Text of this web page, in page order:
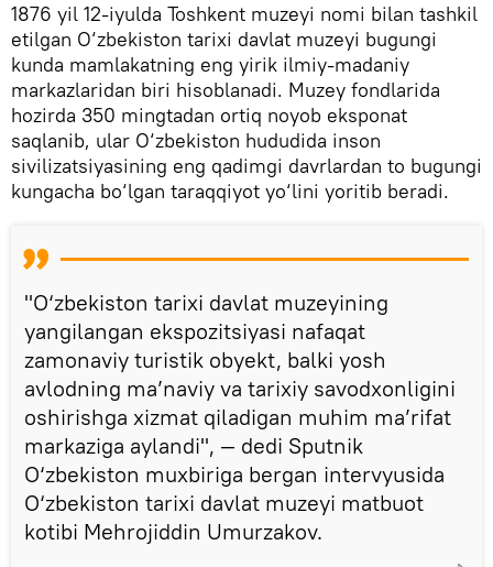
1876 yil 12-iyulda Toshkent muzeyi nomi bilan tashkil
etilgan O‘zbekiston tarixi davlat muzeyi bugungi
kunda mamlakatning eng yirik ilmiy-madaniy
markazlaridan biri hisoblanadi. Muzey fondlarida
hozirda 350 mingtadan ortiq noyob eksponat
saqlanib, ular O‘zbekiston hududida inson
sivilizatsiyasining eng qadimgi davrlardan to bugungi
kungacha bo‘lgan taraqqiyot yo‘lini yoritib beradi.
"O‘zbekiston tarixi davlat muzeyining
yangilangan ekspozitsiyasi nafaqat
zamonaviy turistik obyekt, balki yosh
avlodning ma’naviy va tarixiy savodxonligini
oshirishga xizmat qiladigan muhim ma’rifat
markaziga aylandi", — dedi Sputnik
O‘zbekiston muxbiriga bergan intervyusida
O‘zbekiston tarixi davlat muzeyi matbuot
kotibi Mehrojiddin Umurzakov.